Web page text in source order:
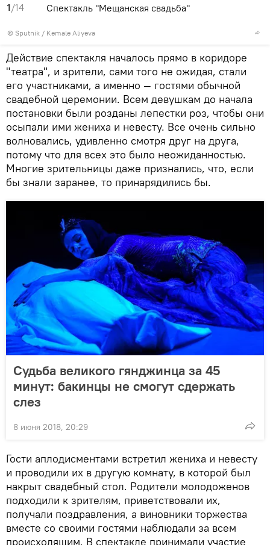
1/14
© Sputnik / Kemale Aliyeva
Спектакль "Мещанская свадьба"
Действие спектакля началось прямо в коридоре
"театра", и зрители, сами того не ожидая, стали
его участниками, а именно — гостями обычной
свадебной церемонии. Всем девушкам до начала
постановки были розданы лепестки роз, чтобы они
осыпали ими жениха и невесту. Все очень сильно
волновались, удивленно смотря друг на друга,
потому что для всех это было неожиданностью.
Многие зрительницы даже признались, что, если
бы знали заранее, то принарядились бы.
Судьба великого гянджинца за 45
минут: бакинцы не смогут сдержать
слез
8 июня 2018, 20:29
Гости аплодисментами встретил жениха и невесту
и проводили их в другую комнату, в которой был
накрыт свадебный стол. Родители молодоженов
подходили к зрителям, приветствовали их,
получали поздравления, а виновники торжества
вместе со своими гостями наблюдали за всем
происходящим. В спектакле принимали участие